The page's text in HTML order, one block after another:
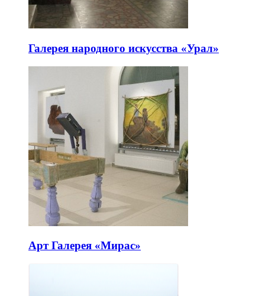
Галерея народного искусства «Урал»
Арт Галерея «Мирас»